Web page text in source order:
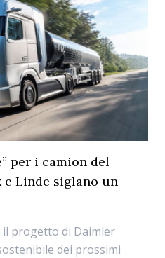
per i camion del
Linde siglano un
progetto di Daimler
dei prossimi